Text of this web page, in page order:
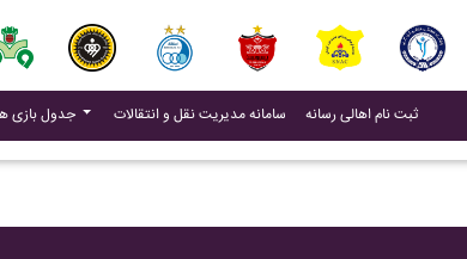
جدول بازی ها سامانه مدیریت نقل و انتقالات (current)
ثبت نام اهالی رسانه(current)